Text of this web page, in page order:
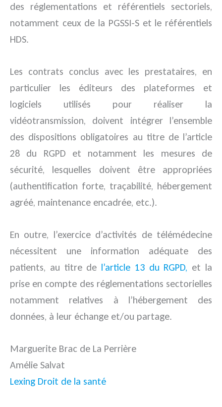
des réglementations et référentiels sectoriels,
notamment ceux de la PGSSI-S et le référentiels
HDS.
Les contrats conclus avec les prestataires, en
particulier les éditeurs des plateformes et
logiciels utilisés pour réaliser la
vidéotransmission, doivent intégrer l’ensemble
des dispositions obligatoires au titre de l’article
28 du RGPD et notamment les mesures de
sécurité, lesquelles doivent être appropriées
(authentification forte, traçabilité, hébergement
agréé, maintenance encadrée, etc.).
En outre, l’exercice d’activités de télémédecine
nécessitent une information adéquate des
patients, au titre de l’article 13 du RGPD, et la
prise en compte des réglementations sectorielles
notamment relatives à l’hébergement des
données, à leur échange et/ou partage.
Marguerite Brac de La Perrière
Amélie Salvat
Lexing Droit de la santé